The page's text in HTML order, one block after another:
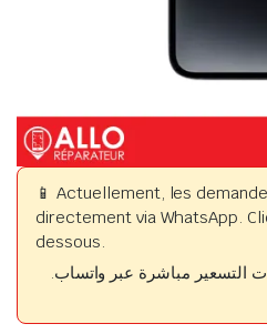
📱 Actuellement, les
directement via WhatsApp.
dessous.
التسعير مباشرة عبر واتساب.